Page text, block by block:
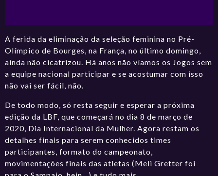
A ferida da eliminação da seleção feminina no Pré-
Olímpico de Bourges, na França, no último domingo,
ainda não cicatrizou. Há anos não víamos os Jogos sem
a equipe nacional participar e se acostumar com isso
não vai ser fácil, não.
De todo modo, só resta seguir e esperar a próxima
edição da LBF, que começará no dia 8 de março de
2020, Dia Internacional da Mulher. Agora restam os
detalhes finais para serem conhecidos times
participantes, formato do campeonato,
movimentações finais das atletas (Meli Gretter foi